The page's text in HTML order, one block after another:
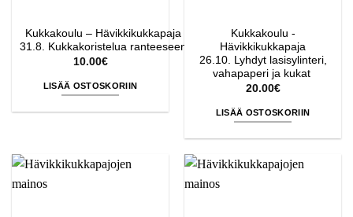
Kukkakoulu – Hävikkikukkapaja
31.8. Kukkakoristelua ranteeseen
10.00€
LISÄÄ OSTOSKORIIN
Kukkakoulu -
Hävikkikukkapaja
26.10. Lyhdyt lasisylinteri,
vahapaperi ja kukat
20.00€
LISÄÄ OSTOSKORIIN